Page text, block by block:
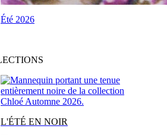
Été 2026
L'ÉTÉ EN NOIR